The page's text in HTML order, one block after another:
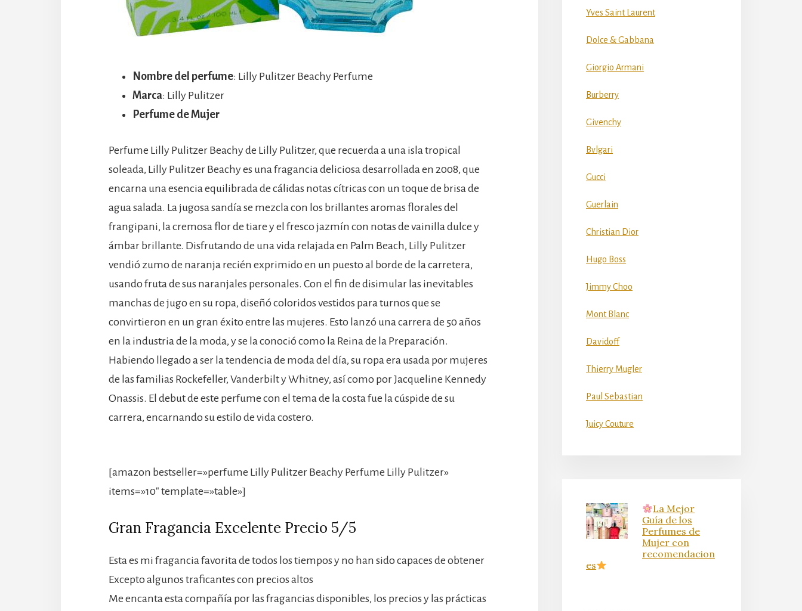
Nombre del perfume: Lilly Pulitzer Beachy Perfume
Marca: Lilly Pulitzer
Perfume de Mujer
Perfume Lilly Pulitzer Beachy de Lilly Pulitzer, que recuerda a una isla tropical
soleada, Lilly Pulitzer Beachy es una fragancia deliciosa desarrollada en 2008, que
encarna una esencia equilibrada de cálidas notas cítricas con un toque de brisa de
agua salada. La jugosa sandía se mezcla con los brillantes aromas florales del
frangipani, la cremosa flor de tiare y el fresco jazmín con notas de vainilla dulce y
ámbar brillante. Disfrutando de una vida relajada en Palm Beach, Lilly Pulitzer
vendió zumo de naranja recién exprimido en un puesto al borde de la carretera,
usando fruta de sus naranjales personales. Con el fin de disimular las inevitables
manchas de jugo en su ropa, diseñó coloridos vestidos para turnos que se
convirtieron en un gran éxito entre las mujeres. Esto lanzó una carrera de 50 años
en la industria de la moda, y se la conoció como la Reina de la Preparación.
Habiendo llegado a ser la tendencia de moda del día, su ropa era usada por mujeres
de las familias Rockefeller, Vanderbilt y Whitney, así como por Jacqueline Kennedy
Onassis. El debut de este perfume con el tema de la costa fue la cúspide de su
carrera, encarnando su estilo de vida costero.
[amazon bestseller=»perfume Lilly Pulitzer Beachy Perfume Lilly Pulitzer»
items=»10″ template=»table»]
Gran Fragancia Excelente Precio 5/5
Esta es mi fragancia favorita de todos los tiempos y no han sido capaces de obtener
Excepto algunos traficantes con precios altos
Me encanta esta compañía por las fragancias disponibles, los precios y las prácticas
Yves Saint Laurent
Dolce & Gabbana
Giorgio Armani
Burberry
Givenchy
Bvlgari
Gucci
Guerlain
Christian Dior
Hugo Boss
Jimmy Choo
Mont Blanc
Davidoff
Thierry Mugler
Paul Sebastian
Juicy Couture
La Mejor
Guía de los
Perfumes de
Mujer con
recomendacion
es